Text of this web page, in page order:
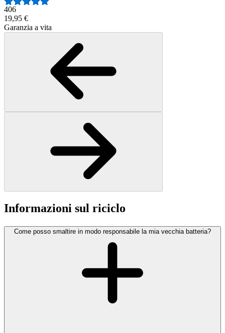
406
19,95 €
Garanzia a vita
Informazioni sul riciclo
Come posso smaltire in modo responsabile la mia vecchia batteria?